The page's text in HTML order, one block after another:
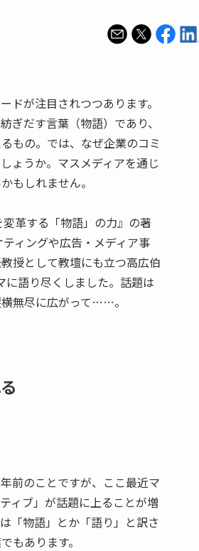
ドが注目されつつあります。
ぎだす言葉（物語）であり、
もの。では、なぜ企業のコミ
ょうか。マスメディアを通じ
もしれません。
革する「物語」の力』の著
ィングや広告・メディア事
授として教壇にも立つ高広伯
に語り尽くしました。話題は
無尽に広がって……。
前のことですが、ここ最近マ
ィブ」が話題に上ることが増
「物語」とか「語り」と訳さ
もあります。